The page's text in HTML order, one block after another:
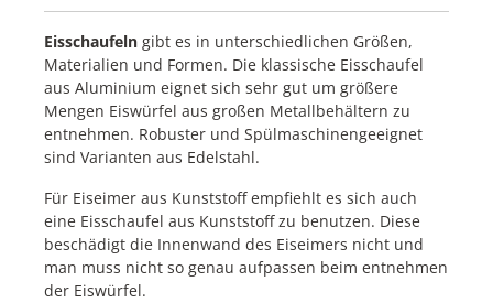
Eisschaufeln gibt es in unterschiedlichen Größen,
Materialien und Formen. Die klassische Eisschaufel
aus Aluminium eignet sich sehr gut um größere
Mengen Eiswürfel aus großen Metallbehältern zu
entnehmen. Robuster und Spülmaschinengeeignet
sind Varianten aus Edelstahl.
Für Eiseimer aus Kunststoff empfiehlt es sich auch
eine Eisschaufel aus Kunststoff zu benutzen. Diese
beschädigt die Innenwand des Eiseimers nicht und
man muss nicht so genau aufpassen beim entnehmen
der Eiswürfel.